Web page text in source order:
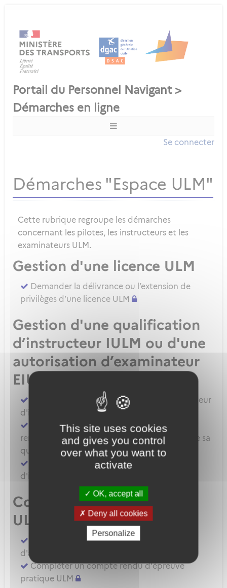
This site uses cookies
and gives you control
over what you want to
activate
OK, accept all
Deny all cookies
Personalize
Se connecter
Démarches "Espace ULM"
Cette rubrique regroupe les démarches
concernant les pilotes, les instructeurs et les
examinateurs ULM.
Gestion d'une licence ULM
Demander la délivrance ou l’extension de
privilèges d’une licence ULM
Gestion d'une qualification
d’instructeur IULM ou d'une
autorisation d’examinateur
EIULM
Attester des prérequis pour devenir formateur
d'instructeur ULM
Demander la délivrance, la prorogation, le
renouvellement ou l'extension de privilèges de sa
qualification IULM
Demander une autorisation d'examinateur
d'instructeur EIULM
Compte rendu d’épreuve
ULM
Compléter un compte rendu d'épreuve
d'aptitude pratique instructeur IULM.
Compléter un compte rendu d'épreuve
pratique ULM